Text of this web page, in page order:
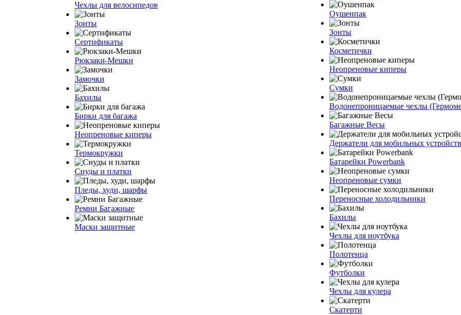
Чехлы для велосипедов
Зонты
Сертификаты
Рюкзаки-Мешки
Замочки
Бахилы
Бирки для багажа
Неопреновые киперы
Термокружки
Снуды и платки
Пледы, худи, шарфы
Ремни Багажные
Маски защитные
Оушенпак
Зонты
Косметички
Неопреновые киперы
Сумки
Водонепроницаемые чехлы
Багажные Весы
Держатели для мобильных устройств
Батарейки Powerbank
Неопреновые сумки
Переносные холодильники
Бахилы
Чехлы для ноутбука
Полотенца
Футболки
Чехлы для кулера
Скатерти